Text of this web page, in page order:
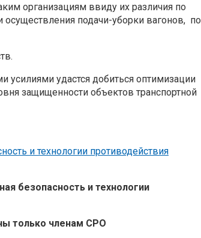
организациям ввиду их различия по
подачи-уборки вагонов, по
усилиями удастся добиться оптимизации
защищенности объектов транспортной
и технологии противодействия
безопасность и технологии
только членам СРО